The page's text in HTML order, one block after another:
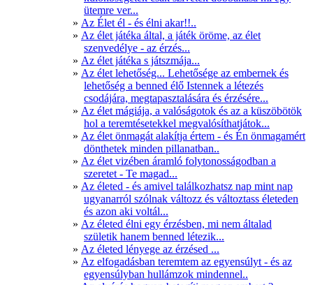
ütemre ver...
Az Élet él - és élni akar!!..
Az élet játéka által, a játék öröme, az élet
szenvedélye - az érzés...
Az élet játéka s játszmája...
Az élet lehetőség... Lehetősége az embernek és
lehetőség a benned élő Istennek a létezés
csodájára, megtapasztalására és érzésére...
Az élet mágiája, a valóságotok és az a küszöbötök
hol a teremtésetekkel megvalósíthatjátok...
Az élet önmagát alakítja értem - és Én önmagamért
dönthetek minden pillanatban..
Az élet vizében áramló folytonosságodban a
szeretet - Te magad...
Az életed - és amivel találkozhatsz nap mint nap
ugyanarról szólnak változz és változtass életeden
és azon aki voltál...
Az életed élni egy érzésben, mi nem általad
születik hanem benned létezik...
Az életed lényege az érzésed ...
Az elfogadásban teremtem az egyensúlyt - és az
egyensúlyban hullámzok mindennel..